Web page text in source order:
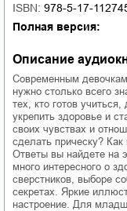
ISBN: 978-5-17-
Полная версия:
Описание
Современным
нужно столько всего
тех, кто готов
укрепить здоровье и
своих чувствах и
сделать прическу?
Ответы вы найдете на
много интересного о
сверстников, выборе
секретах. Яркие
настроение. Для